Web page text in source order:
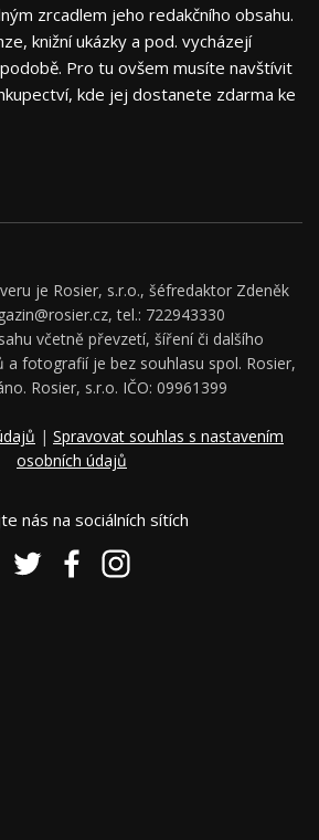
zrcadlem jeho redakčního obsahu.
knižní ukázky a pod. vycházejí
Pro tu ovšem musíte navštívit
kde jej dostanete zdarma ke
je Rosier, s.r.o., šéfredaktor Zdeněk
tel.: 722943330
včetně převzetí, šíření či dalšího
a fotografií je bez souhlasu spol. Rosier,
Rosier, s.r.o. IČO: 09961399
| Spravovat souhlas s nastavením
osobních údajů
nás na sociálních sítích